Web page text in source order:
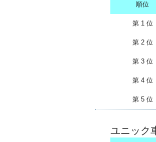
順位
第 1 位
第 2 位
第 3 位
第 4 位
第 5 位
ユニック